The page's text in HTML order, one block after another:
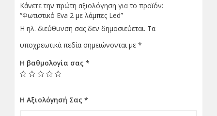
Κάνετε την πρώτη αξιολόγηση για το προϊόν:
“Φωτιστικό Eva 2 με λάμπες Led”
Η ηλ. διεύθυνση σας δεν δημοσιεύεται. Τα
υποχρεωτικά πεδία σημειώνονται με *
Η βαθμολογία σας *
Η Αξιολόγησή Σας *